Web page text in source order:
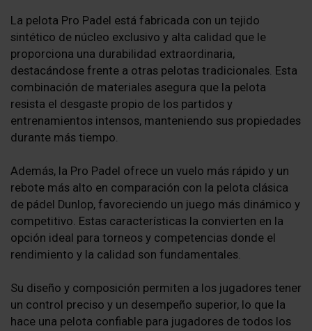
La pelota Pro Padel está fabricada con un tejido
sintético de núcleo exclusivo y alta calidad que le
proporciona una durabilidad extraordinaria,
destacándose frente a otras pelotas tradicionales. Esta
combinación de materiales asegura que la pelota
resista el desgaste propio de los partidos y
entrenamientos intensos, manteniendo sus propiedades
durante más tiempo.
Además, la Pro Padel ofrece un vuelo más rápido y un
rebote más alto en comparación con la pelota clásica
de pádel Dunlop, favoreciendo un juego más dinámico y
competitivo. Estas características la convierten en la
opción ideal para torneos y competencias donde el
rendimiento y la calidad son fundamentales.
Su diseño y composición permiten a los jugadores tener
un control preciso y un desempeño superior, lo que la
hace una pelota confiable para jugadores de todos los